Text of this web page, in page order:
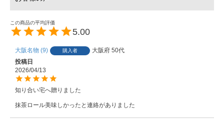
5.00
大阪名物 9 購入者 大阪府 50代
投稿日
2026/04/13
知り合い宅へ贈りました
抹茶ロール美味しかったと連絡がありました